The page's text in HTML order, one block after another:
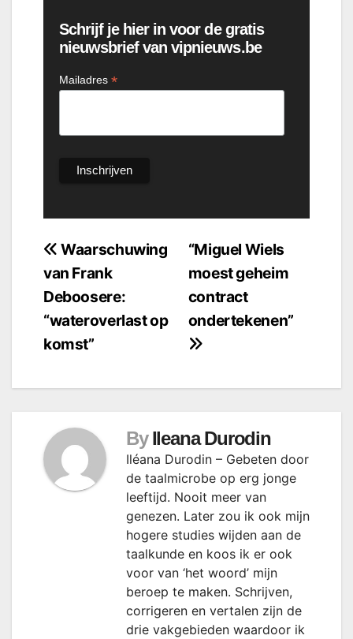
Schrijf je hier in voor de gratis
nieuwsbrief van vipnieuws.be
Mailadres *
Bericht
navigatie
“Miguel Wiels
moest geheim
contract
ondertekenen”
Waarschuwing
van Frank
Deboosere:
“wateroverlast op
komst”
By Ileana Durodin
Iléana Durodin – Gebeten door
de taalmicrobe op erg jonge
leeftijd. Nooit meer van
genezen. Later zou ik ook mijn
hogere studies wijden aan de
taalkunde en koos ik er ook
voor van ‘het woord’ mijn
beroep te maken. Schrijven,
corrigeren en vertalen zijn de
drie vakgebieden waardoor ik